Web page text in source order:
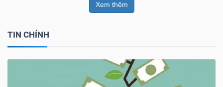
Xem thêm
TIN CHÍNH